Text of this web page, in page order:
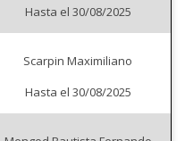
Hasta el 30/08/2025
Scarpin Maximiliano
Hasta el 30/08/2025